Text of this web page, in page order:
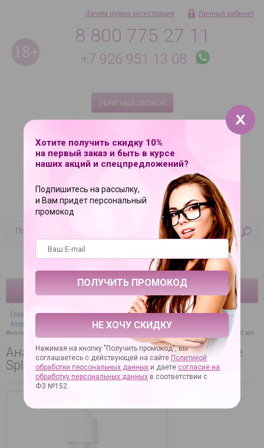
8 800 775 27 11
+7 926 951 13 08
ОБРАТНЫЙ ЗВОНОК
Зачем нужна регистрация Личный кабинет
Ваша корзина пуста
Главная → Секс-товары → Смазки, лубриканты
→
Анальные смазки
Анальный лубрикант на водной основе Splashglide Anal Anesthetic - 250 мл.
Анальный лубрикант на водной основе
Splashglide Anal Anesthetic - 250 мл.
Хотите получить скидку 10%
на первый заказ и быть в курсе
наших акций и спецпредложений?
Подпишитесь на рассылку,
и Вам придет персональный
промокод
НЕ ХОЧУ СКИДКУ
Нажимая на кнопку "Получить промокод", вы
соглашаетесь с действующей на сайте Политикой
обработки персональных данных и даете согласие на
обработку персональных данных в соответствии с
ФЗ №152.